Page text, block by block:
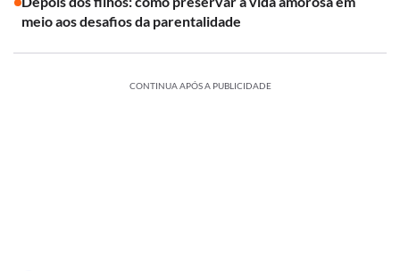
meio aos desafios da parentalidade
CONTINUA APÓS A PUBLICIDADE